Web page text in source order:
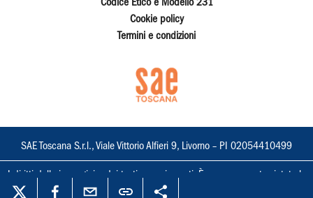
Codice Etico e Modello 231
Cookie policy
Termini e condizioni
SAE Toscana S.r.l., Viale Vittorio Alfieri 9, Livorno – PI 02054410499
I diritti delle immagini e dei testi sono riservati. È espressamente vietata la
loro riproduzione con qualsiasi mezzo e l'adattamento totale o parziale.